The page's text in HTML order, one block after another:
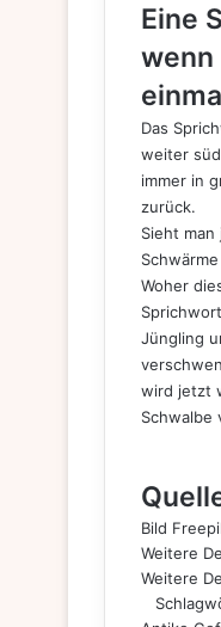
Eine
wenn
Das
weiter
immer in
zurück.
Sieht
Woher
Jüngling
wird jetzt
Schwalbe
Bild
Weitere
Weitere